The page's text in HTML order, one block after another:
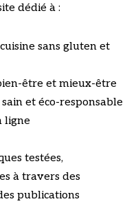
dédié à :
sans gluten et
être et mieux-être
et éco-responsable
ligne
testées,
à travers des
publications